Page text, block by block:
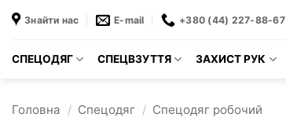
Знайти нас E-mail +380 (44) 227-88-67
СПЕЦОДЯГ СПЕЦВЗУТТЯ ЗАХИСТ РУК
Головна / Спецодяг / Спецодяг робочий